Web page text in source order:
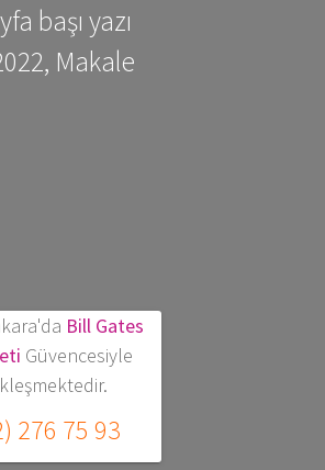
başı yazı
Makale
Bill Gates
Güvencesiyle
276 75 93